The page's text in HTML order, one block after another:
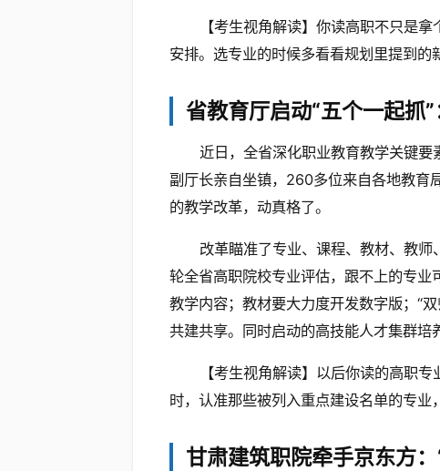
【考生视角解读】你读高职不只是
安排。选专业的时候多看看规划里提到的
省教育厅启动“五个一起抓
近日，全省深化职业教育教学关键
副厅长亲自坐镇，260多位来自各地教育
的教学改革，动真格了。
改革瞄准了专业、课程、教材、教
轮全省高职院校专业评估，跟不上的专业
教学内容；教材要大力度开发数字版；“
共建共享。同时启动的高技能人才集群培
【考生视角解读】以后你读的高职
时，认准那些被列入重点建设名单的专业
甘肃建筑职院牵手京东方